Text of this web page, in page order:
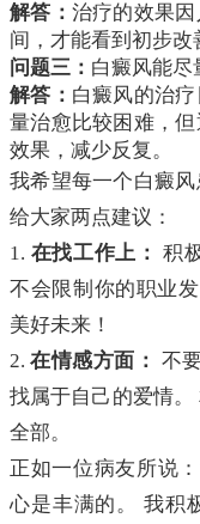
解答： 治疗的效果
间，才能看到初步改
问题三： 白癜风能尽
解答： 白癜风的治
量治愈比较困难，
效果，减少反复。
我希望每一个白癜风
给大家两点建议：
1. 在找工作上： 积
不会限制你的职业
美好未来！
2.在情感方面： 不
找属于自己的爱情
全部。
正如一位病友所说
心是丰满的。 我积